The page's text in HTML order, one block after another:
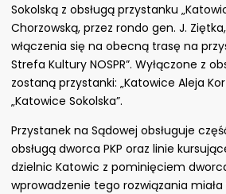
Sokolską z obsługą przystanku
Chorzowską, przez rondo gen. J.
włączenia się na obecną trasę na
Strefa Kultury NOSPR”. Wyłączone z
zostaną przystanki: „Katowice Aleja
„Katowice Sokolska”.
Przystanek na Sądowej obsługuje
obsługą dworca PKP oraz linie
dzielnic Katowic z pominięciem dworca
wprowadzenie tego rozwiązania miała